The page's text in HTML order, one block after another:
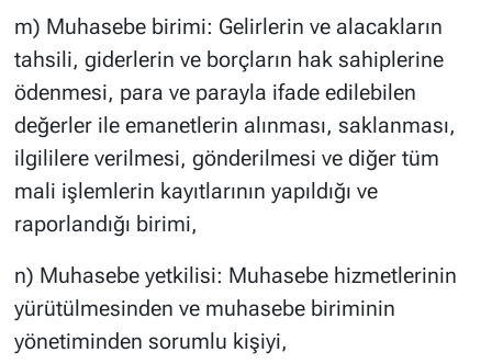
m) Muhasebe birimi: Gelirlerin ve alacakların
tahsili, giderlerin ve borçların hak sahiplerine
ödenmesi, para ve parayla ifade edilebilen
değerler ile emanetlerin alınması, saklanması,
ilgililere verilmesi, gönderilmesi ve diğer tüm
mali işlemlerin kayıtlarının yapıldığı ve
raporlandığı birimi,
n) Muhasebe yetkilisi: Muhasebe hizmetlerinin
yürütülmesinden ve muhasebe biriminin
yönetiminden sorumlu kişiyi,